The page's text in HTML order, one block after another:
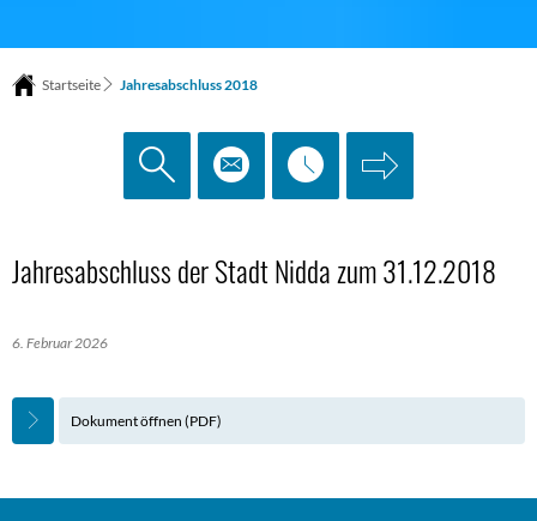
Startseite Jahresabschluss 2018
Jahresabschluss der Stadt Nidda zum 31.12.2018
6. Februar 2026
Dokument öffnen (PDF)